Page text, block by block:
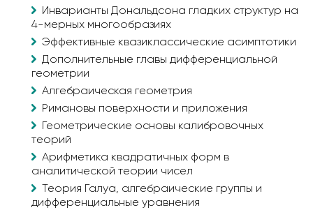
Инварианты Дональдсона гладких структур на
4-мерных многообразиях
Эффективные квазиклассические асимптотики
Дополнительные главы дифференциальной
геометрии
Алгебраическая геометрия
Римановы поверхности и приложения
Геометрические основы калибровочных
теорий
Арифметика квадратичных форм в
аналитической теории чисел
Теория Галуа, алгебраические группы и
дифференциальные уравнения